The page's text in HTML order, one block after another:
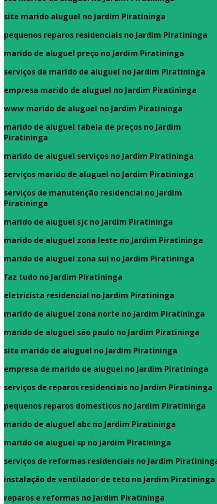
site marido aluguel no Jardim Piratininga
pequenos reparos residenciais no Jardim Piratininga
marido de aluguel preço no Jardim Piratininga
serviços de marido de aluguel no Jardim Piratininga
empresa marido de aluguel no Jardim Piratininga
www marido de aluguel no Jardim Piratininga
marido de aluguel tabela de preços no Jardim
Piratininga
marido de aluguel serviços no Jardim Piratininga
serviços marido de aluguel no Jardim Piratininga
serviços de manutenção residencial no Jardim
Piratininga
marido de aluguel sjc no Jardim Piratininga
marido de aluguel zona leste no Jardim Piratininga
marido de aluguel zona sul no Jardim Piratininga
faz tudo no Jardim Piratininga
eletricista residencial no Jardim Piratininga
marido de aluguel zona norte no Jardim Piratininga
marido de aluguel são paulo no Jardim Piratininga
site marido de aluguel no Jardim Piratininga
empresa de marido de aluguel no Jardim Piratininga
serviços de reparos residenciais no Jardim Piratininga
pequenos reparos domesticos no Jardim Piratininga
marido de aluguel abc no Jardim Piratininga
marido de aluguel sp no Jardim Piratininga
serviços de reformas residenciais no Jardim
instalação de ventilador de teto no Jardim Piratininga
reparos e reformas no Jardim Piratininga